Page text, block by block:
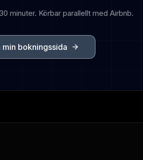
minuter. Körbar parallellt med Airbnb.
min bokningssida